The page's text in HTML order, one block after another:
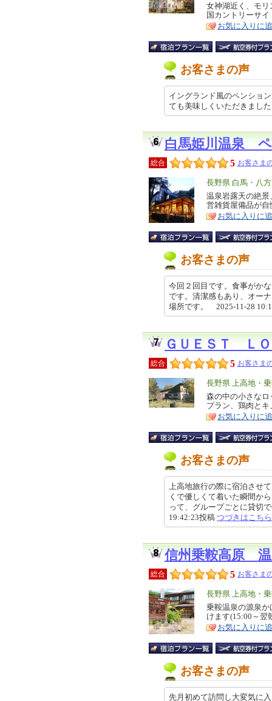
リ
ア
特
徴
女神湖近く、モ
国カントリーサ
お気に入りに
お客さまの声
イングランド風のペンショ
ても美味しくいただきまし
白馬姫川温泉
総合 5 お客さま
エ
リ
ア
長野県 白馬・八
特
徴
温泉岩露天の絶
営雑貨屋備品が自
お気に入りに
お客さまの声
今回２回目です。食事がか
です。清潔感もあり、オー
場所です。 2025-11-28
ＧＵＥＳＴ Ｌ
総合 5 お客さま
エ
リ
ア
長野県 上高地・
特
徴
森の中の小さな
プラン、鶏肉と
お気に入りに
お客さまの声
上高地旅行の際に宿泊させ
くで優しくて着いた瞬間か
って、グループごとに貸切
19:42:23投稿 つづきはこちら
信州乗鞍高原
総合 5 お客さま
エ
リ
ア
長野県 上高地・
特
徴
乗鞍温泉の源泉
けます(15:00～翌
お気に入りに
お客さまの声
先月初めて訪問し大変気に